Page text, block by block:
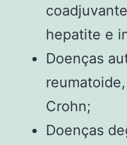
hepatite e
Doenças
Crohn;
Doenças